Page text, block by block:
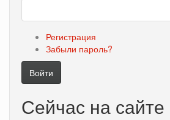
Регистрация
Забыли пароль?
Войти
Сейчас на сайте